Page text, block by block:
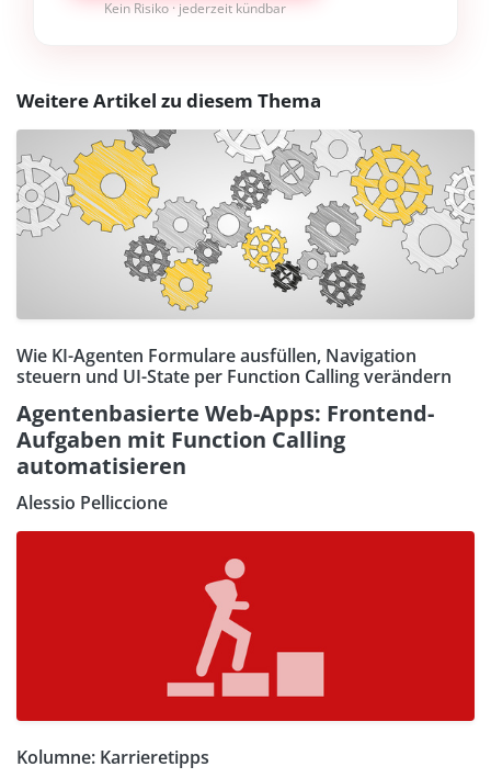
Kein Risiko · jederzeit kündbar
Weitere Artikel zu diesem Thema
Wie KI-Agenten Formulare ausfüllen, Navigation
steuern und UI-State per Function Calling verändern
Agentenbasierte Web-Apps: Frontend-
Aufgaben mit Function Calling
automatisieren
Alessio Pelliccione
Kolumne: Karrieretipps